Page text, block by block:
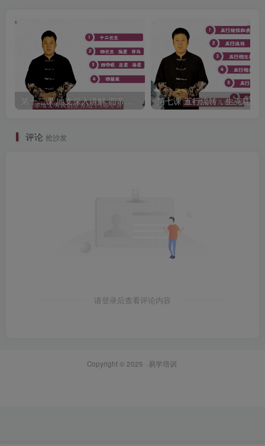
第十二课 地支深入讲解 四帝旺 四长生 四墓库
评论 抢沙发
请登录后查看评论内容
Copyright © 2025 · 易学培训